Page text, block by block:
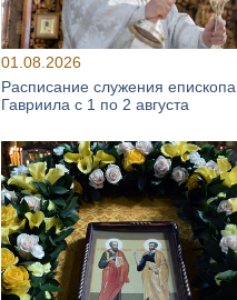
01.08.2026
Расписание служения епископа
Гавриила с 1 по 2 августа